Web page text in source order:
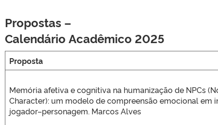
Propostas –
Calendário Acadêmico 2025
Proposta
Memória afetiva e cognitiva na humanização de NPCs
Character): um modelo de compreensão emocional em
jogador–personagem. Marcos Alves